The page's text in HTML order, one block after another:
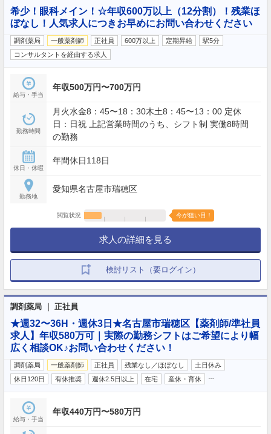
希少！眼科メイン！☆年収600万以上（12分割）！残業ほ
ぼなし！人気求人につきお早めにお問い合わせください
調剤薬局 一般薬剤師 正社員 600万以上 定期昇給
駅5分
コンサルタントを経由する求人
給与・手当
年収500万円〜700万円
勤務時間
月火水金8：45〜18：30木土8：45〜13：00 定休
日：日祝 上記営業時間のうち、シフト制 実働8時間
の勤務
休日・休暇
年間休日118日
勤務地
愛知県名古屋市瑞穂区
閲覧状況 今が狙い目！
求人の詳細を見る
検討リスト（要ログイン）
調剤薬局 ｜ 正社員
★週32〜36H・週休3日★名古屋市瑞穂区【薬剤師/準社員
求人】年収580万可｜実際の勤務シフトはご希望により幅
広く相談OK♪お問い合わせください！
調剤薬局 一般薬剤師 正社員 残業なし／ほぼなし
土日休み
休日120日
有休推奨 週休2.5日以上 在宅 産休・育休
給与・手当
年収440万円〜580万円